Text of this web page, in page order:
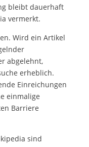
bleibt dauerhaft
vermerkt.
Wird ein Artikel
abgelehnt,
erheblich.
Einreichungen
einmalige
Barriere
sind